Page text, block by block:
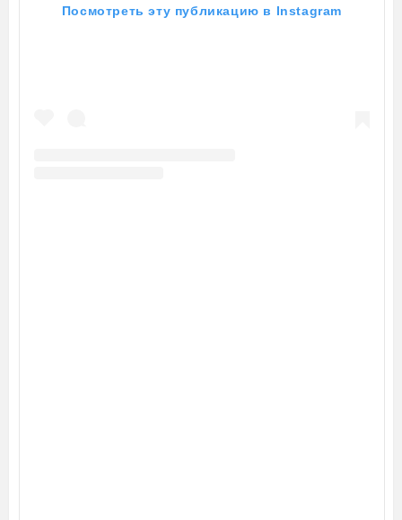
Посмотреть эту публикацию в Instagram